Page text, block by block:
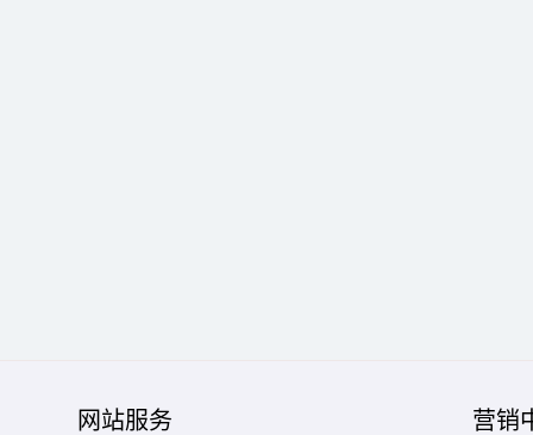
网站服务 营销